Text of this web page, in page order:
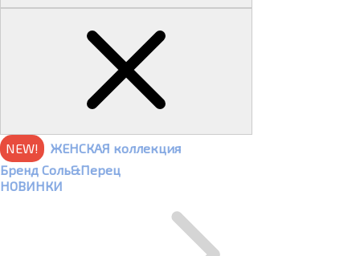
NEW!
ЖЕНСКАЯ коллекция
Бренд Соль&Перец
НОВИНКИ